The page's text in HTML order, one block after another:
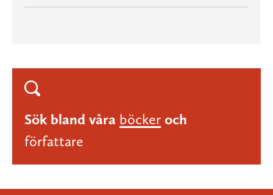
Sök bland våra böcker och
författare